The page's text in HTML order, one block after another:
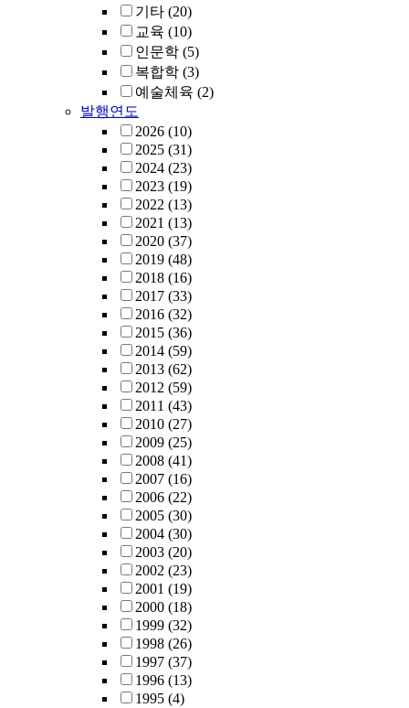
기타 (20)
교육 (10)
인문학 (5)
복합학 (3)
예술체육 (2)
발행연도
2026 (10)
2025 (31)
2024 (23)
2023 (19)
2022 (13)
2021 (13)
2020 (37)
2019 (48)
2018 (16)
2017 (33)
2016 (32)
2015 (36)
2014 (59)
2013 (62)
2012 (59)
2011 (43)
2010 (27)
2009 (25)
2008 (41)
2007 (16)
2006 (22)
2005 (30)
2004 (30)
2003 (20)
2002 (23)
2001 (19)
2000 (18)
1999 (32)
1998 (26)
1997 (37)
1996 (13)
1995 (4)